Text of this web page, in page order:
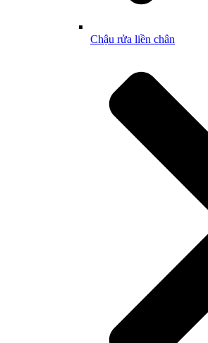
Chậu rửa liền chân